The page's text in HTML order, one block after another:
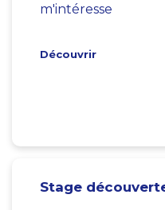
m'intéresse
Découvrir
Stage